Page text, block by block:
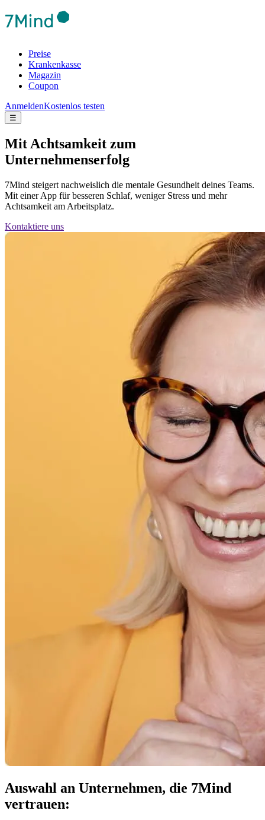
Preise
Krankenkasse
Magazin
Coupon
AnmeldenKostenlos testen
☰
Mit Achtsamkeit zum
Unternehmenserfolg
7Mind steigert nachweislich die mentale Gesundheit deines Teams.
Mit einer App für besseren Schlaf, weniger Stress und mehr
Achtsamkeit am Arbeitsplatz.
Kontaktiere uns
Auswahl an Unternehmen, die 7Mind
vertrauen: